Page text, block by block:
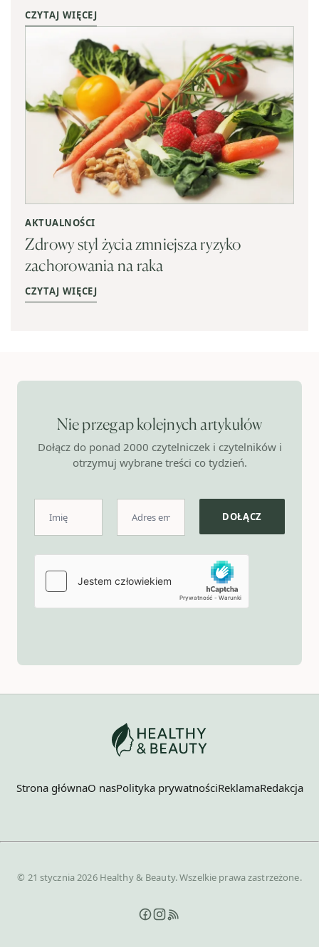
CZYTAJ WIĘCEJ
AKTUALNOŚCI
Zdrowy styl życia zmniejsza ryzyko
zachorowania na raka
CZYTAJ WIĘCEJ
Nie przegap kolejnych artykułów
Dołącz do ponad 2000 czytelniczek i czytelników i
otrzymuj wybrane treści co tydzień.
Strona głównaO nasPolityka prywatnościReklamaRedakcja
© 21 stycznia 2026 Healthy & Beauty. Wszelkie prawa zastrzeżone.